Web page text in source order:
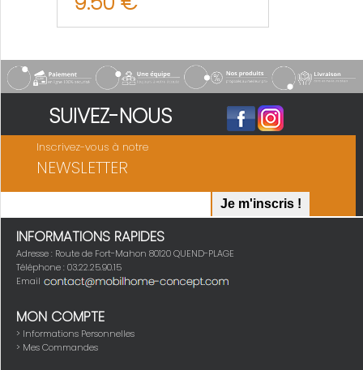
SUIVEZ-NOUS
Inscrivez-vous à notre
NEWSLETTER
INFORMATIONS RAPIDES
Adresse : Route de Fort-Mahon 80120 QUEND-PLAGE
Téléphone : 03.22.25.90.15
Email
MON COMPTE
> Informations Personnelles
> Mes Commandes